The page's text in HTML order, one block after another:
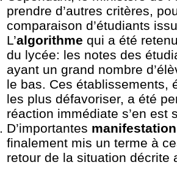
prendre d’autres critères,
comparaison d’étudiants
L’algorithme qui a été
du lycée: les notes des
ayant un grand nombre
le bas. Ces établissements,
les plus défavoriser, a été
réaction immédiate s’en est
D’importantes
finalement mis un terme à
retour de la situation décrite